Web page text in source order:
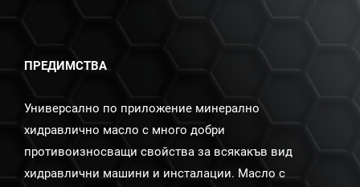
ПРЕДИМСТВА
Универсално по приложение минерално
хидравлично масло с много добри
противоизносващи свойства за всякакъв вид
хидравлични машини и инсталации. Масло с